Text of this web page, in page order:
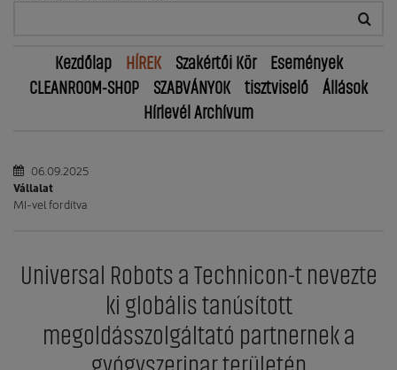
Kezdőlap HÍREK Szakértői Kör
Események
CLEANROOM-SHOP
SZABVÁNYOK tisztviselő
Állások
Hírlevél Archívum
06.09.2025
Vállalat
MI-vel fordítva
Universal Robots a Technicon-t nevezte
ki globális tanúsított
megoldásszolgáltató partnernek a